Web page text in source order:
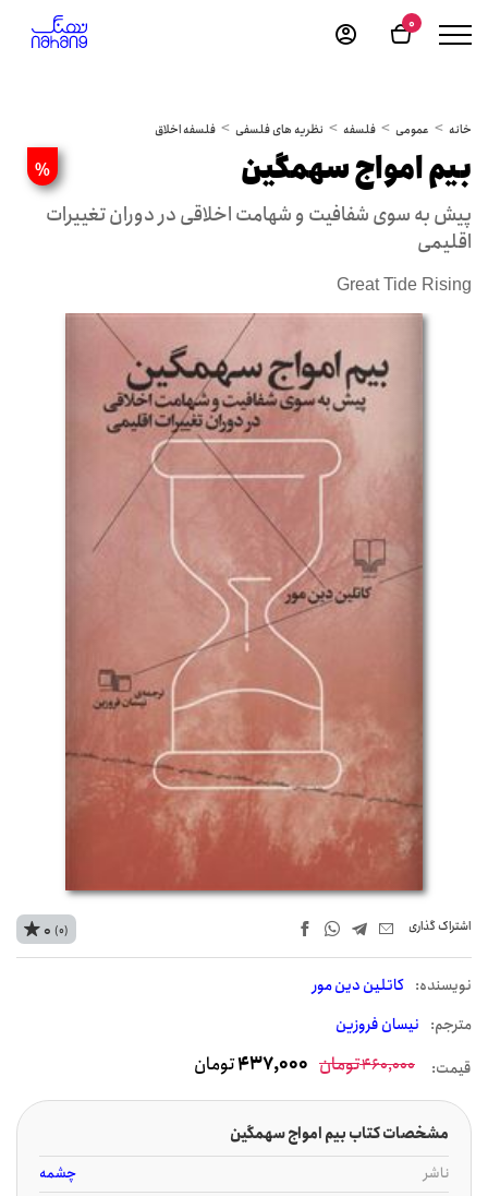
0
خانه عمومی فلسفه نظریه های فلسفی فلسفه اخلاق
% بیم امواج سهمگین
پیش به سوی شفافیت و شهامت اخلاقی در دوران تغییرات
اقلیمی
Great Tide Rising
اشتراک‌ گذاری
نويسنده: کاتلین دین مور
مترجم: نیسان فروزین
0 (0)
قیمت: 460,000تومان 437,000تومان
مشخصات کتاب بیم امواج سهمگین
ناشر
چشمه